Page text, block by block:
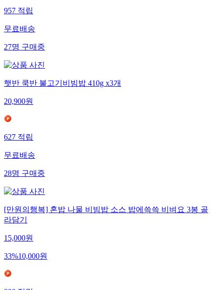
957적립
무료배송
27명구매중
햇반 쿡반 불고기비빔밥 410g x3개
20,900원
627적립
무료배송
28명구매중
[만원의행복] 혼밥 나물 비빔밥 소스 밥에쓱쓱 비벼요 3봉 골
라담기
15,000원
33%10,000원